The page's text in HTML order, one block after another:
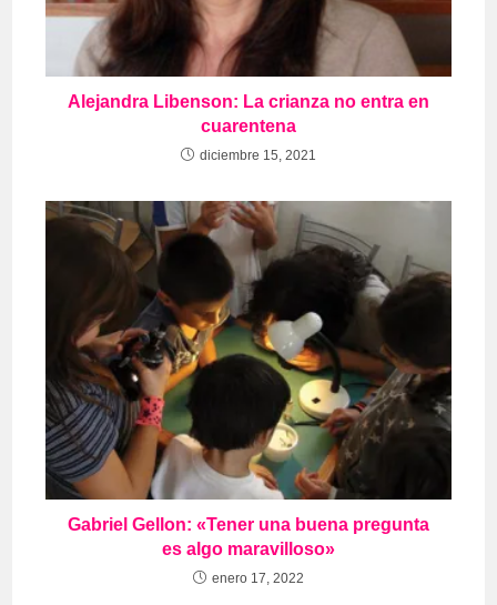
Alejandra Libenson: La crianza no entra en
cuarentena
diciembre 15, 2021
Gabriel Gellon: «Tener una buena pregunta
es algo maravilloso»
enero 17, 2022